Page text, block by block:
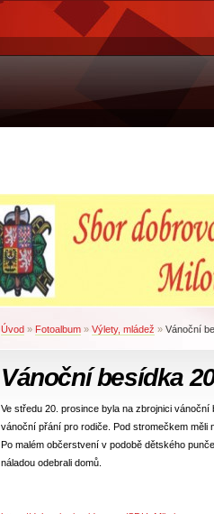
Úvod » Fotoalbum » Výlety, mládež » Vánoční
Vánoční besídka
Ve středu 20. prosince byla na zbrojnici
vánoční přání pro rodiče. Pod stromečkem měli
Po malém občerstvení v podobě dětského
náladou odebrali domů.